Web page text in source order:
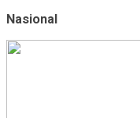
Nasional